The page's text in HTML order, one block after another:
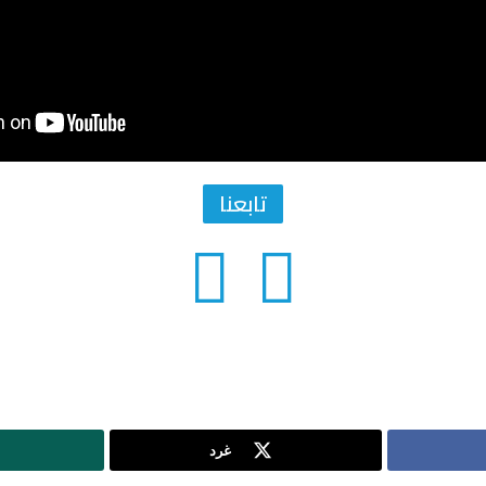
تابعنا
غرد